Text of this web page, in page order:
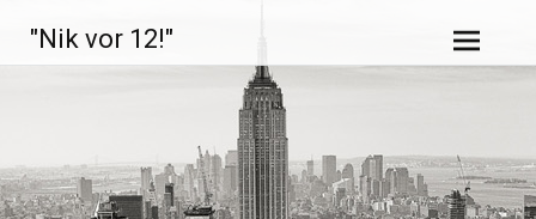
Inhalt
springen
"Nik vor 12!"